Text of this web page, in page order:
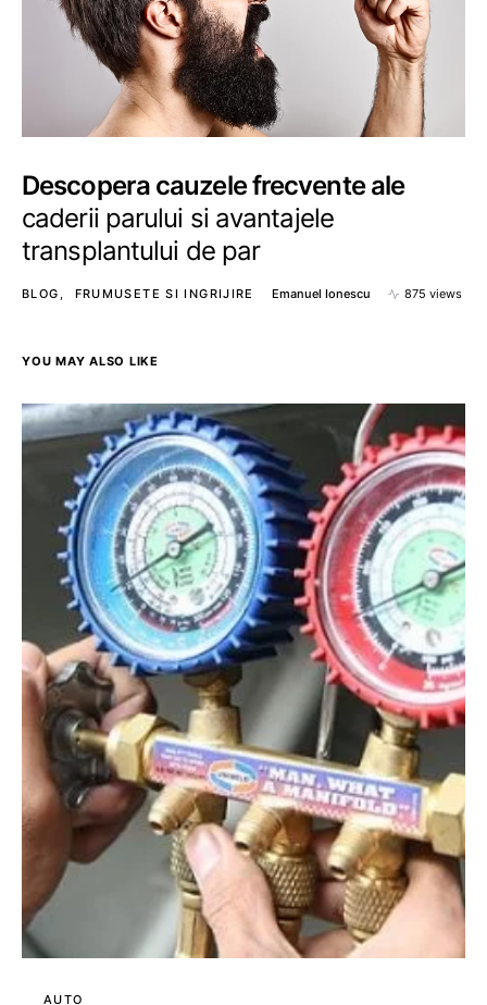
Descopera cauzele frecvente ale
caderii parului si avantajele
transplantului de par
BLOG FRUMUSETE SI INGRIJIRE Emanuel Ionescu 875 views
YOU MAY ALSO LIKE
AUTO